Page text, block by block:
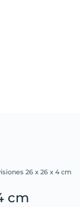
26 x 26 x 4 cm
cm